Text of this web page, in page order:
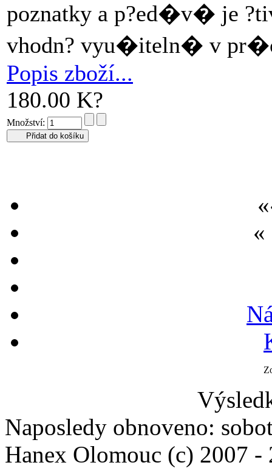
poznatky a p?ed�v� je
vhodn? vyu�iteln� v
Popis zboží...
180.00 K?
Množství:
«
Naposledy obnoveno:
Hanex Olomouc (c) 2007 -